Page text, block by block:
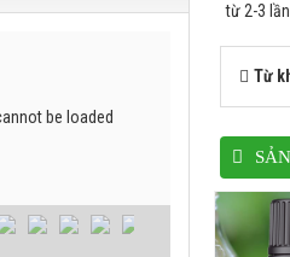
từ 2-3
Từ
be loaded